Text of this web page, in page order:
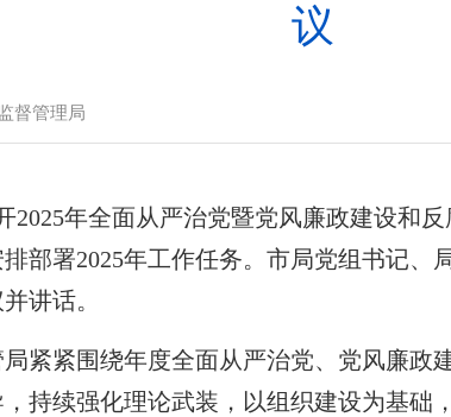
议
督管理局
2025年全面从严治党暨党风廉政建设和
部署2025年工作任务。市局党组书记
讲话。
紧紧围绕年度全面从严治党、党风廉
持续强化理论武装，以组织建设为基础